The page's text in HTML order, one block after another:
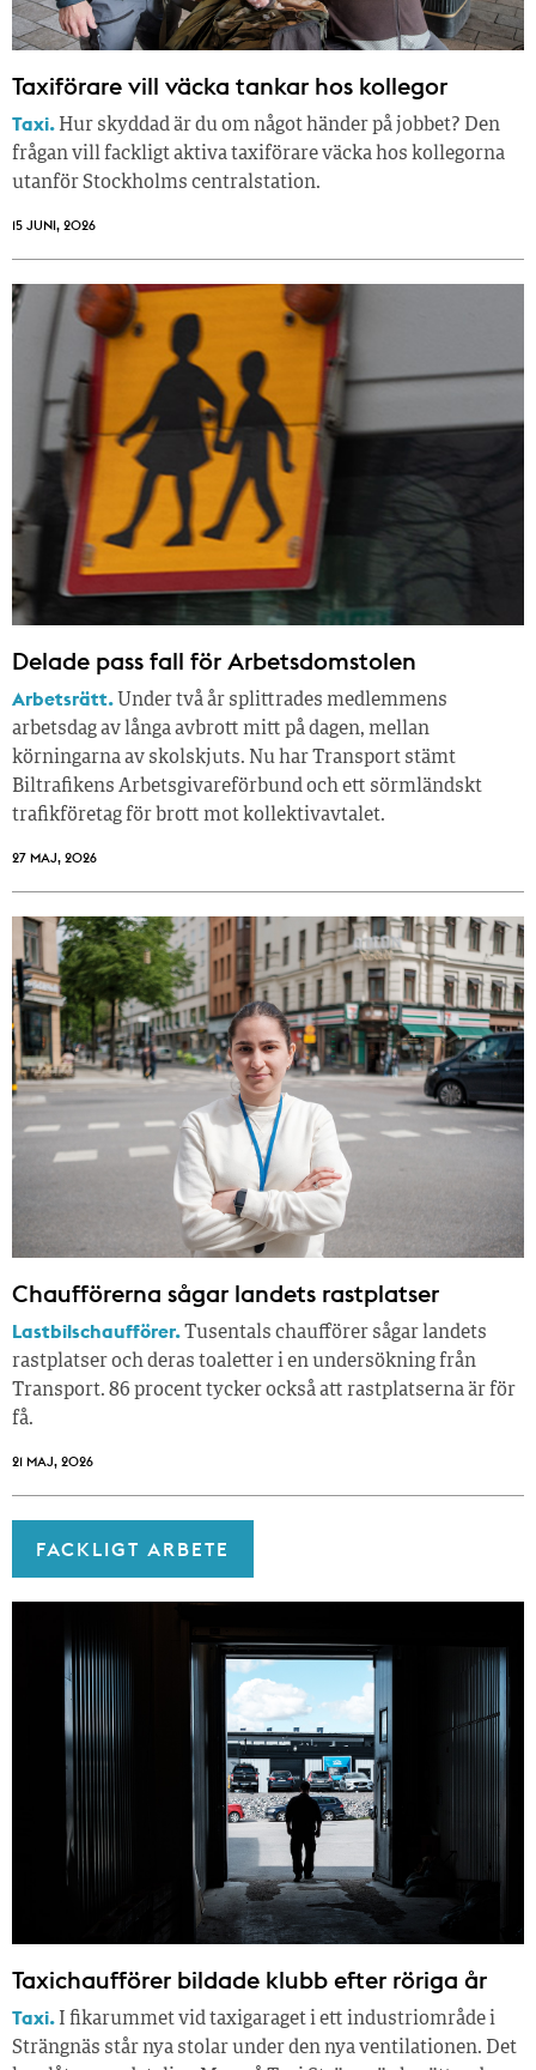
Taxiförare vill väcka tankar hos kollegor
Taxi. Hur skyddad är du om något händer på jobbet? Den
frågan vill fackligt aktiva taxiförare väcka hos kollegorna
utanför Stockholms centralstation.
15 JUNI, 2026
Delade pass fall för Arbetsdomstolen
Arbetsrätt. Under två år splittrades medlemmens
arbetsdag av långa avbrott mitt på dagen, mellan
körningarna av skolskjuts. Nu har Transport stämt
Biltrafikens Arbetsgivareförbund och ett sörmländskt
trafikföretag för brott mot kollektivavtalet.
27 MAJ, 2026
Chaufförerna sågar landets rastplatser
Lastbilschaufförer.Tusentals chaufförer sågar landets
rastplatser och deras toaletter i en undersökning från
Transport. 86 procent tycker också att rastplatserna är för
få.
21 MAJ, 2026
FACKLIGT ARBETE
Taxichaufförer bildade klubb efter röriga år
Taxi. I fikarummet vid taxigaraget i ett industriområde i
Strängnäs står nya stolar under den nya ventilationen. Det